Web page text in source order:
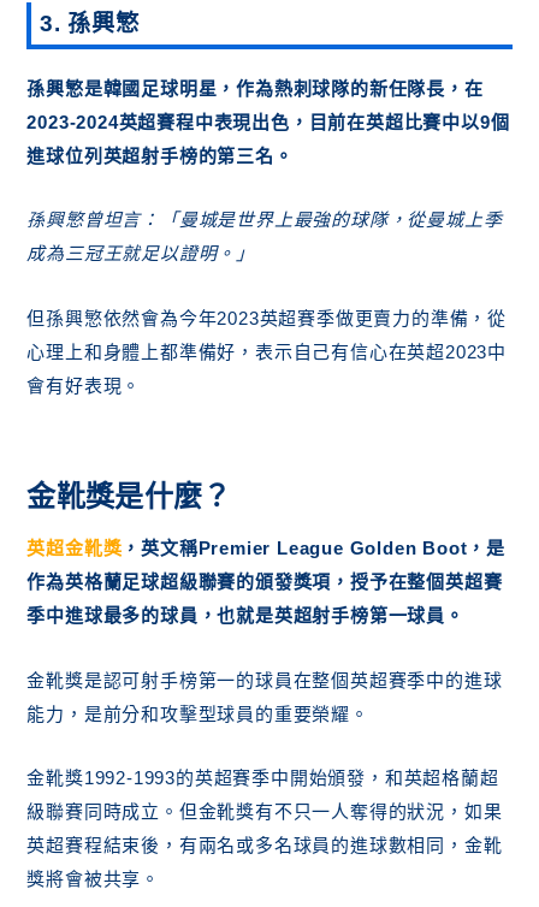
3. 孫興慜
孫興慜是韓國足球明星，作為熱刺球隊的新任隊長，在
2023-2024英超賽程中表現出色，目前在英超比賽中以9個
進球位列英超射手榜的第三名。
孫興慜曾坦言：「曼城是世界上最強的球隊，從曼城上季
成為三冠王就足以證明。」
但孫興慜依然會為今年2023英超賽季做更賣力的準備，從
心理上和身體上都準備好，表示自己有信心在英超2023中
會有好表現。
金靴獎是什麼？
英超金靴獎 ，英文稱Premier League Golden Boot，是
作為英格蘭足球超級聯賽的頒發獎項，授予在整個英超賽
季中進球最多的球員，也就是英超射手榜第一球員。
金靴獎是認可射手榜第一的球員在整個英超賽季中的進球
能力，是前分和攻擊型球員的重要榮耀。
金靴獎1992-1993的英超賽季中開始頒發，和英超格蘭超
級聯賽同時成立。但金靴獎有不只一人奪得的狀況，如果
英超賽程結束後，有兩名或多名球員的進球數相同，金靴
獎將會被共享。